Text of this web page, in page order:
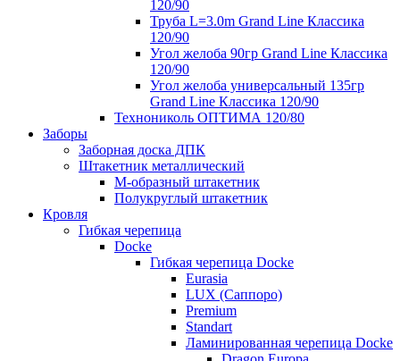
120/90
Труба L=3.0m Grand Line Классика
120/90
Угол желоба 90гр Grand Line Классика
120/90
Угол желоба универсальный 135гр
Grand Line Классика 120/90
Технониколь ОПТИМА 120/80
Заборы
Заборная доска ДПК
Штакетник металлический
М-образный штакетник
Полукруглый штакетник
Кровля
Гибкая черепица
Docke
Гибкая черепица Docke
Eurasia
LUX (Саппоро)
Premium
Standart
Ламинированная черепица Docke